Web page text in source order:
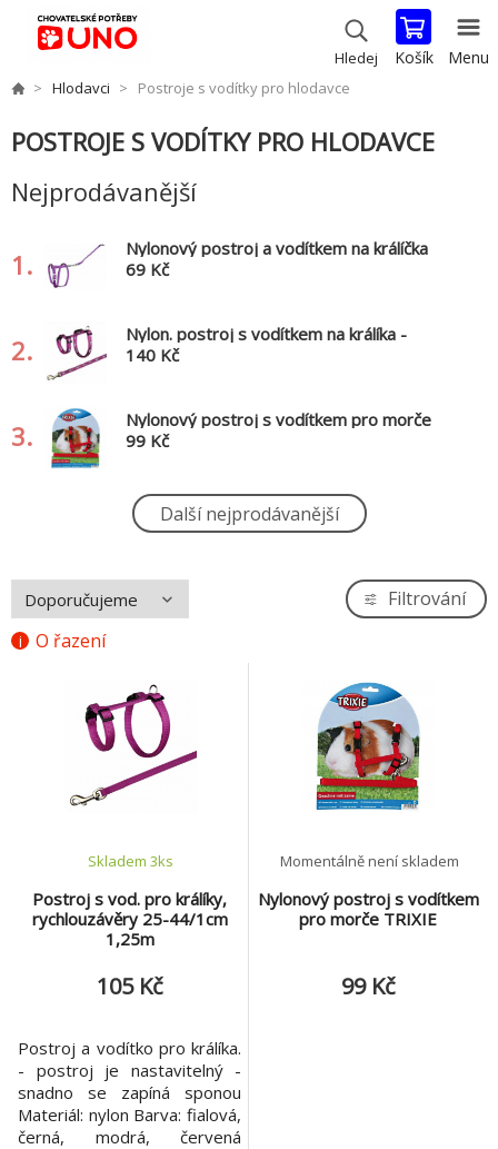
Hledej Košík Menu
Hlodavci Postroje s vodítky pro hlodavce
POSTROJE S VODÍTKY PRO HLODAVCE
Nejprodávanější
1.
Nylonový postroj a vodítkem na králíčka
TRIXIE
69 Kč
2.
Nylon. postroj s vodítkem na králíka -
motiv 25-44/1cm 1,25m
140 Kč
3.
Nylonový postroj s vodítkem pro morče
TRIXIE
99 Kč
Postroj VESTA s vodítkem pro morče
TRIXIE
139 Kč
5.
Postroj s vod. pro králíky, rychlouzávěry
25-44/1cm 1,25m
105 Kč
Další nejprodávanější
O řazení
Filtrování
Postroj s vod. pro králíky,
rychlouzávěry 25-44/1cm
1,25m
Skladem 3ks
105 Kč
Postroj a vodítko pro králíka.
- postroj je nastavitelný -
snadno se zapíná sponou
Materiál: nylon Barva: fialová,
černá, modrá, červená
Nylonový postroj s vodítkem
pro morče TRIXIE
Momentálně není skladem
99 Kč